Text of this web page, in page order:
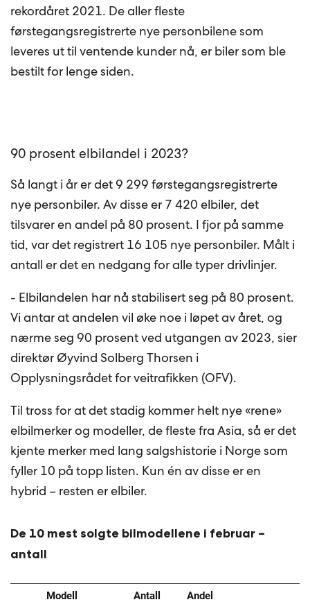
rekordåret 2021. De aller fleste
førstegangsregistrerte nye personbilene som
leveres ut til ventende kunder nå, er biler som ble
bestilt for lenge siden.
90 prosent elbilandel i 2023?
Så langt i år er det 9 299 førstegangsregistrerte
nye personbiler. Av disse er 7 420 elbiler, det
tilsvarer en andel på 80 prosent. I fjor på samme
tid, var det registrert 16 105 nye personbiler. Målt i
antall er det en nedgang for alle typer drivlinjer.
- Elbilandelen har nå stabilisert seg på 80 prosent.
Vi antar at andelen vil øke noe i løpet av året, og
nærme seg 90 prosent ved utgangen av 2023, sier
direktør Øyvind Solberg Thorsen i
Opplysningsrådet for veitrafikken (OFV).
Til tross for at det stadig kommer helt nye «rene»
elbilmerker og modeller, de fleste fra Asia, så er det
kjente merker med lang salgshistorie i Norge som
fyller 10 på topp listen. Kun én av disse er en
hybrid – resten er elbiler.
De 10 mest solgte bilmodellene i februar –
antall